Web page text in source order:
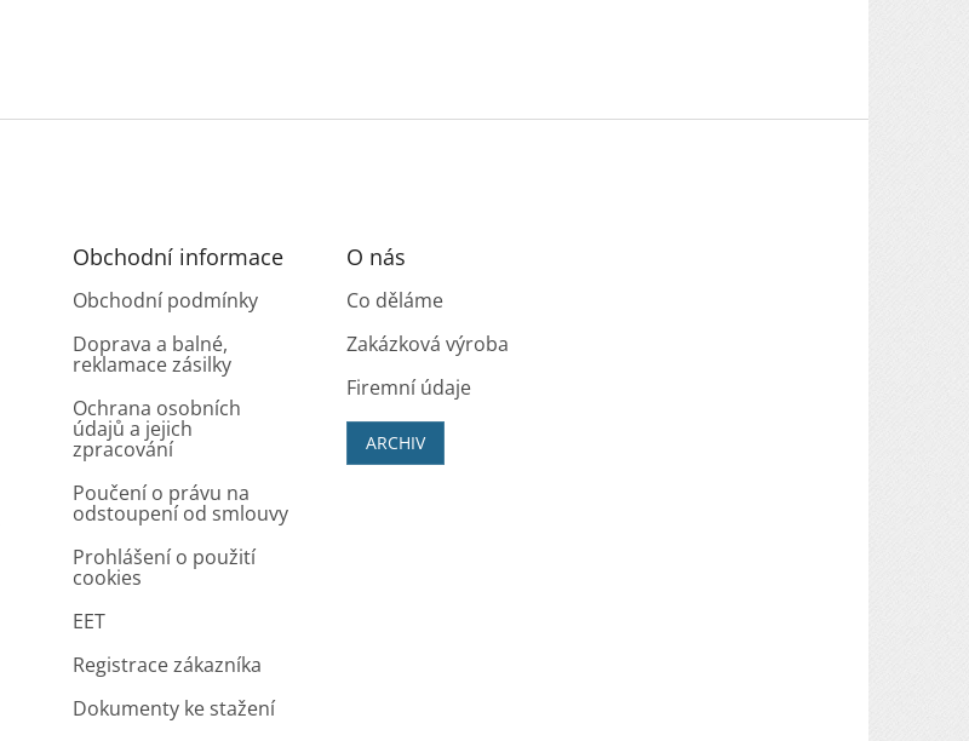
Obchodní informace
Obchodní podmínky
Doprava a balné,
reklamace zásilky
Ochrana osobních
údajů a jejich
zpracování
Poučení o právu na
odstoupení od smlouvy
Prohlášení o použití
cookies
EET
Registrace zákazníka
Dokumenty ke stažení
O nás
Co děláme
Zakázková výroba
Firemní údaje
ARCHIV